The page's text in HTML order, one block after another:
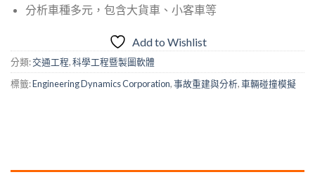
分析車種多元，包含大貨車、小客車等
Add to Wishlist
分類:交通工程,科學工程暨製圖軟體
標籤:Engineering Dynamics Corporation,事故重建與分析, 車輛碰撞模擬